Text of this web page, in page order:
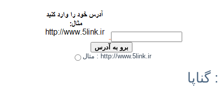
مثال : http://www.5link.ir
گناپا :